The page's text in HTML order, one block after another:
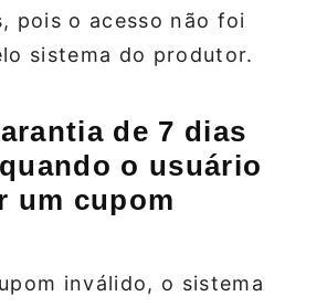
pois o acesso não foi
sistema do produtor.
de 7 dias
o usuário
um cupom
inválido, o sistema